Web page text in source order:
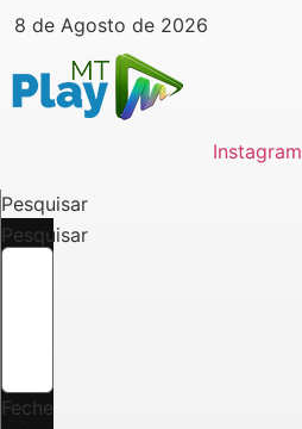
8 de Agosto de 2026
Instagram
Pesquisar
Pesquisar
Feche